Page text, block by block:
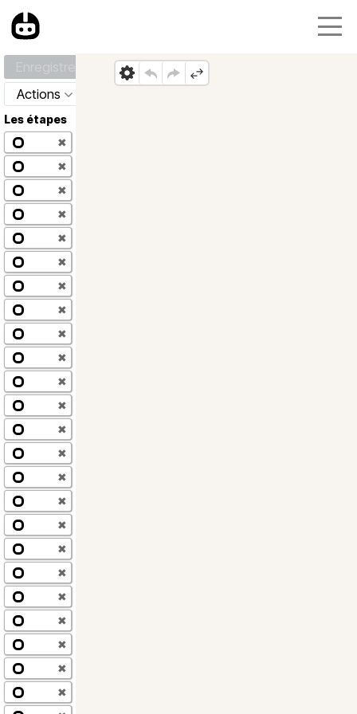
Actions
Les étapes
✖
✖
✖
✖
✖
✖
✖
✖
✖
✖
✖
✖
✖
✖
✖
✖
✖
✖
✖
✖
✖
✖
✖
✖